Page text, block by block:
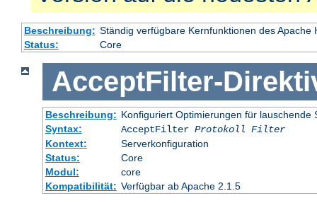
Beschreibung: Ständig verfügbare Kernfunktionen des Apache
Status:
Core
AcceptFilter-
Beschreibung: Konfiguriert Optimierungen für lauschende
Syntax:
AcceptFilter Protokoll Filter
Kontext:
Serverkonfiguration
Status:
Core
Modul:
core
Kompatibilität: Verfügbar ab Apache 2.1.5